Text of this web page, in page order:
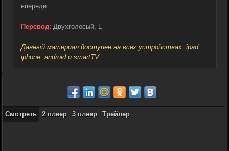
впереди…
Перевод: Двухголосый, L
Данный материал доступен на всех устройствах: ipad,
iphone, android и smartTV.
Смотреть 2 плеер 3 плеер Трейлер